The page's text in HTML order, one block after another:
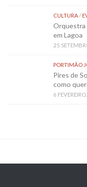
CULTURA/
Orquestra
em Lagoa
25
PORTIMÃO
Pires de
como
6